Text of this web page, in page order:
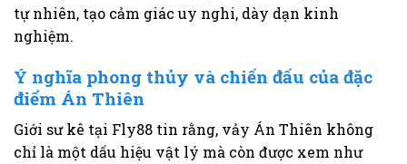
tự nhiên, tạo cảm giác uy nghi, dày dạn kinh
nghiệm.
Ý nghĩa phong thủy và chiến đấu của đặc
điểm Án Thiên
Giới sư kê tại Fly88 tin rằng, vảy Án Thiên không
chỉ là một dấu hiệu vật lý mà còn được xem như